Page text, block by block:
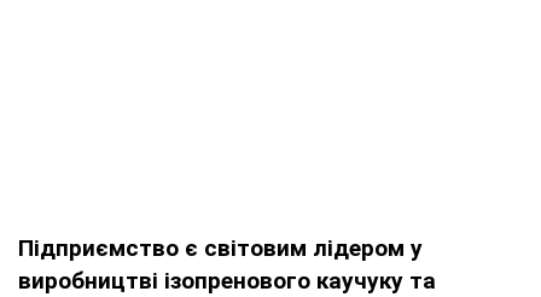
Підприємство є світовим лідером у
виробництві ізопренового каучуку та